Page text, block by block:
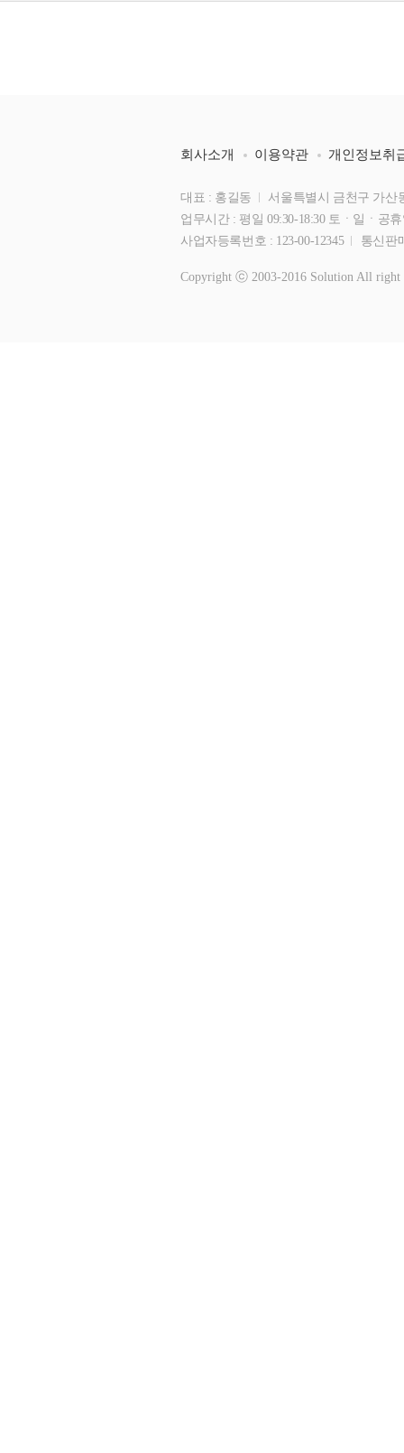
회사소개 이용약관 개인정보취
대표 : 홍길동
서울특별시 금천구 가산
업무시간 : 평일 09:30-18:30 토ㆍ일ㆍ공
사업자등록번호 : 123-00-12345
통신판
Copyright ⓒ 2003-2016 Solution All right